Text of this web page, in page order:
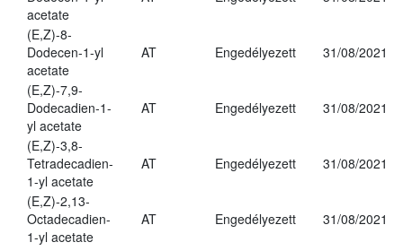
acetate
(E,Z)-8-
Dodecen-1-yl
acetate
AT Engedélyezett 31/08/2021
(E,Z)-7,9-
Dodecadien-1-
yl acetate
AT Engedélyezett 31/08/2021
(E,Z)-3,8-
Tetradecadien-
1-yl acetate
AT Engedélyezett 31/08/2021
(E,Z)-2,13-
Octadecadien-
1-yl acetate
AT Engedélyezett 31/08/2021